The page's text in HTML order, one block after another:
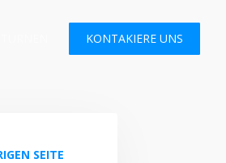
KONTAKIERE UNS
SEITE